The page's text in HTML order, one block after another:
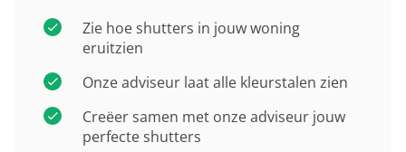
Zie hoe shutters in jouw woning
eruitzien
Onze adviseur laat alle kleurstalen zien
Creëer samen met onze adviseur jouw
perfecte shutters